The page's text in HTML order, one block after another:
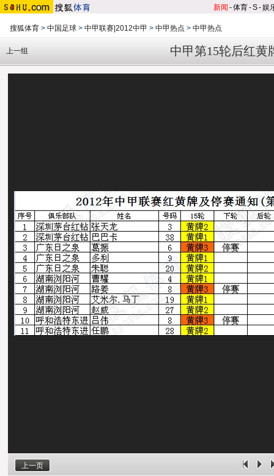
新闻 -体育-S-娱
搜狐体育 > 中国足球 > 中甲联赛|2012中甲 > 中甲热点 > 中甲热点
中甲第15轮后红黄
上一组
上一页